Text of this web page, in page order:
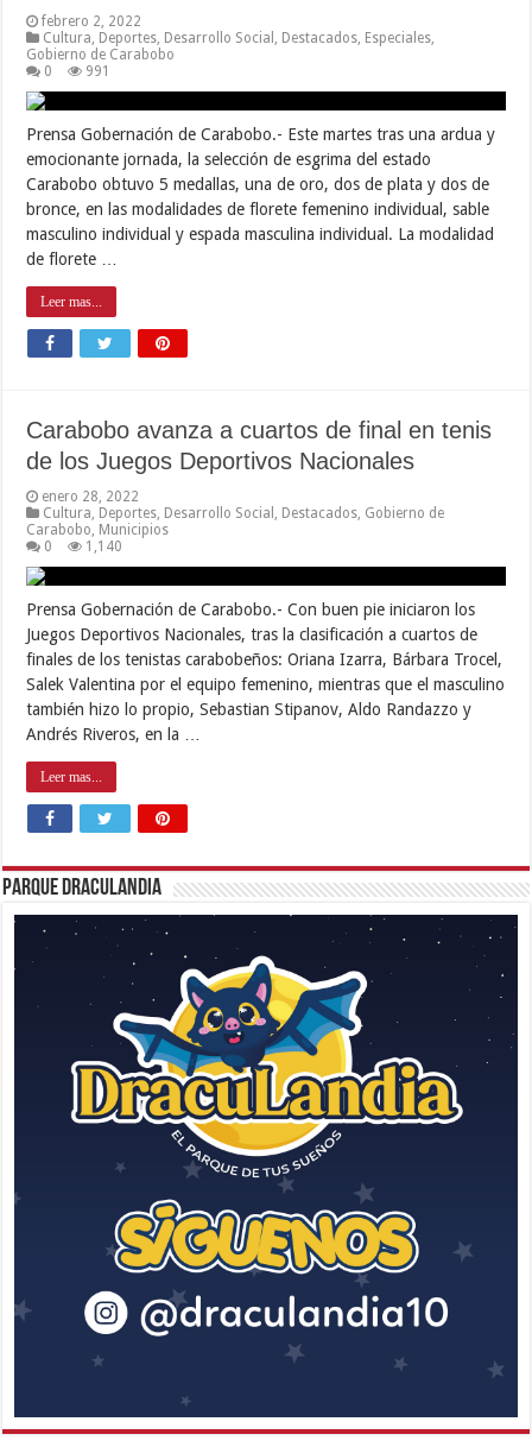
febrero 2, 2022
Cultura Deportes Desarrollo Social Destacados Especiales
Gobierno de Carabobo
0
991
Prensa Gobernación de Carabobo.- Este martes tras una ardua y
emocionante jornada, la selección de esgrima del estado
Carabobo obtuvo 5 medallas, una de oro, dos de plata y dos de
bronce, en las modalidades de florete femenino individual, sable
masculino individual y espada masculina individual. La modalidad
de florete …
Leer mas...
Carabobo avanza a cuartos de final en tenis
de los Juegos Deportivos Nacionales
enero 28, 2022
Cultura Deportes Desarrollo Social Destacados Gobierno de
Carabobo Municipios
0
1,140
Prensa Gobernación de Carabobo.- Con buen pie iniciaron los
Juegos Deportivos Nacionales, tras la clasificación a cuartos de
finales de los tenistas carabobeños: Oriana Izarra, Bárbara Trocel,
Salek Valentina por el equipo femenino, mientras que el masculino
también hizo lo propio, Sebastian Stipanov, Aldo Randazzo y
Andrés Riveros, en la …
Leer mas...
Parque Draculandia